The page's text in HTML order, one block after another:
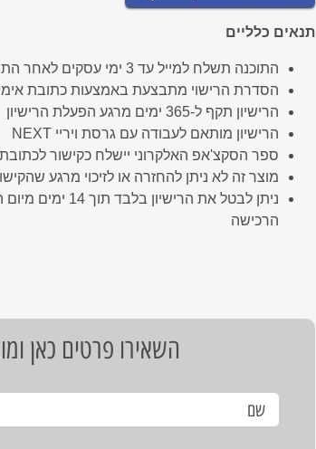
תנאים כלליים
התוכנה תשלח למייל עד 3 ימי עסקים לאחר התשלום ומשלוח של תעודת סטודנט בתוקף
הסדרת הרישוי מתבצעת באמצעות כתובת
הרישיון תקף ל-365 ימים מרגע הפעלת הרישיון
הרישיון מותאם לעבודה עם גרסת ויריי NEXT
ספר הסקצ'אפ האלקרוני יישלח כקישור
מוצר זה לא ניתן להחזרה או לזיכוי מרגע
הרכישה
השאירו פרטים כאן